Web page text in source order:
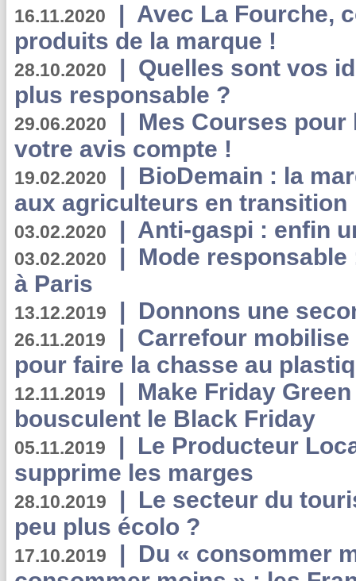
16.11.2020 | Avec La Fourche,
produits de la marque !
28.10.2020 | Quelles sont vos
plus responsable ?
29.06.2020 | Mes Courses pour
votre avis compte !
19.02.2020 | BioDemain : la
aux agriculteurs en transition
03.02.2020 | Anti-gaspi : enfin
03.02.2020 | Mode
à Paris
13.12.2019 | Donnons une
26.11.2019 | Carrefour
pour faire la chasse au
12.11.2019 | Make Friday
bousculent le Black Friday
05.11.2019 | Le Producteur
supprime les marges
28.10.2019 | Le secteur du
peu plus écolo ?
17.10.2019 | Du « consommer